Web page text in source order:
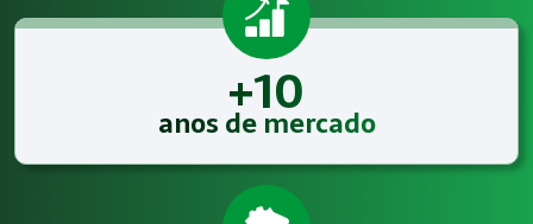
+10
anos de mercado